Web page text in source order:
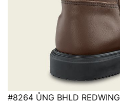
#8264 ỦNG BHLD REDWING